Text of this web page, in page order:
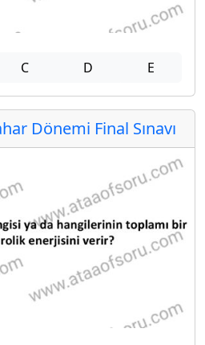
C D E
Dönemi Final Sınavı